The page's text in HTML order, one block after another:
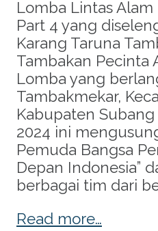
Lomba Lintas Alam
Part 4 yang
Karang Taruna
Tambakan Pecinta
Lomba yang
Tambakmekar,
Kabupaten
2024 ini
Pemuda Bangsa
Depan Indonesia”
berbagai tim dari
Read more…